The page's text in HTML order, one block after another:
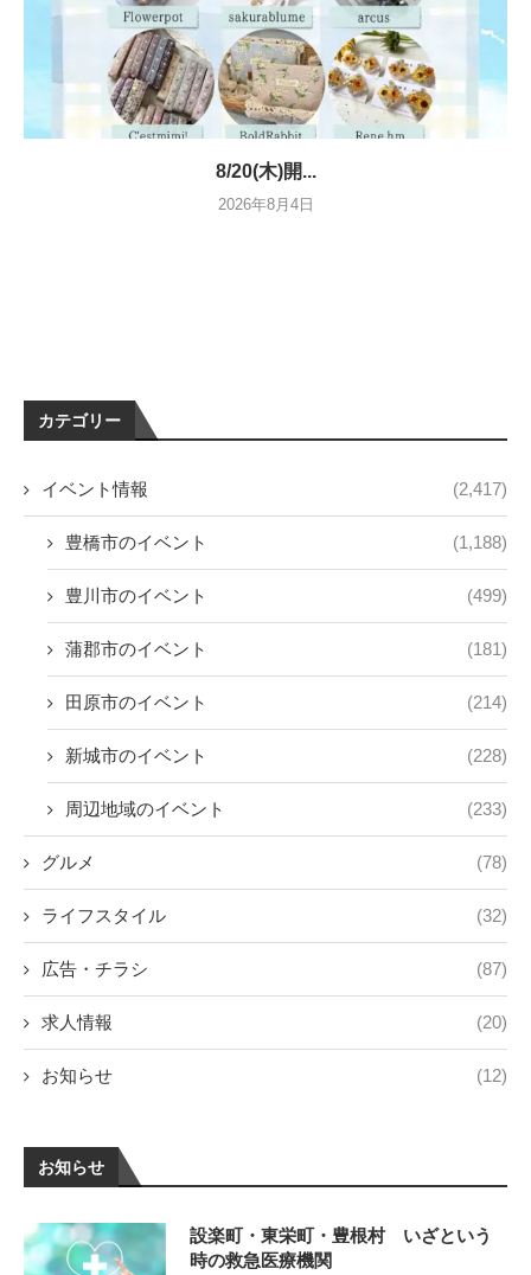
8/20(木)開...
2026年8月4日
カテゴリー
イベント情報 (2,417)
豊橋市のイベント (1,188)
豊川市のイベント (499)
蒲郡市のイベント (181)
田原市のイベント (214)
新城市のイベント (228)
周辺地域のイベント (233)
グルメ (78)
ライフスタイル (32)
広告・チラシ (87)
求人情報 (20)
お知らせ (12)
お知らせ
設楽町・東栄町・豊根村 いざという
時の救急医療機関